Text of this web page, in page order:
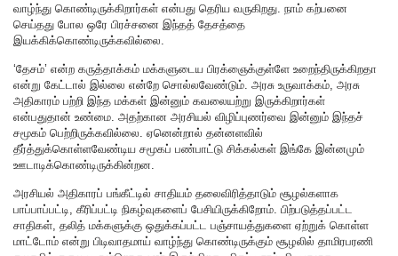
வாழ்ந்து கொண்டிருக்கிறார்கள் என்பது தெரிய வருகிறது. நாம் கற்பனை
செய்தது போல ஒரே பிரச்சனை இந்தத் தேசத்தை
இயக்கிக்கொண்டிருக்கவில்லை.
‘தேசம்’ என்ற கருத்தாக்கம் மக்களுடைய பிரக்ஞைக்குள்ளே உறைந்திருக்கிறதா
என்று கேட்டால் இல்லை என்றே சொல்லவேண்டும். அரசு உருவாக்கம், அரசு
அதிகாரம் பற்றி இந்த மக்கள் இன்னும் கவலையற்று இருக்கிறார்கள்
என்பதுதான் உண்மை. அதற்கான அரசியல் விழிப்புணர்வை இன்னும் இந்தச்
சமூகம் பெற்றிருக்கவில்லை. ஏனென்றால் தன்னளவில்
தீர்த்துக்கொள்ளவேண்டிய சமூகப் பண்பாட்டு சிக்கல்கள் இங்கே இன்னமும்
ஊடாடிக்கொண்டிருக்கின்றன.
அரசியல் அதிகாரப் பங்கீட்டில் சாதியம் தலைவிரித்தாடும் சூழல்களாக
பாப்பாப்பட்டி, கீரிப்பட்டி நிகழ்வுகளைப் பேசியிருக்கிறோம். பிற்படுத்தப்பட்ட
சாதிகள், தலித் மக்களுக்கு ஒதுக்கப்பட்ட பஞ்சாயத்துகளை ஏற்றுக் கொள்ள
மாட்டோம் என்று பிடிவாதமாய் வாழ்ந்து கொண்டிருக்கும் சூழலில் தாமிரபரணி